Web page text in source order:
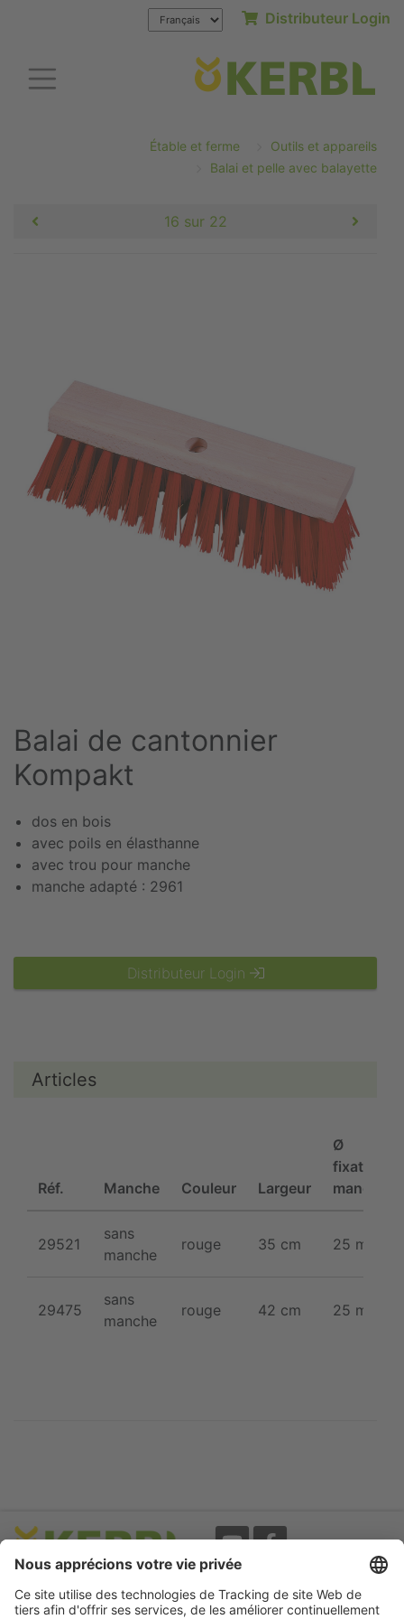
Distributeur Login
Étable et ferme
Outils et appareils
Balai et pelle avec balayette
16 sur 22
Balai de cantonnier
Kompakt
dos en bois
avec poils en élasthanne
avec trou pour manche
manche adapté : 2961
Distributeur Login
Articles
Réf. Manche Couleur Largeur
Ø
fixation
manche
29521
sans
manche
rouge 35 cm 25 mm
29475
sans
manche
rouge 42 cm 25 mm
Evènements
Newsletter
A propos
Mentions légales